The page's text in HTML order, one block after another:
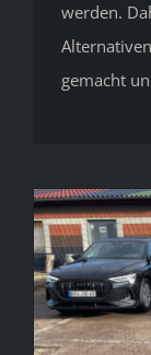
werden.
gemacht